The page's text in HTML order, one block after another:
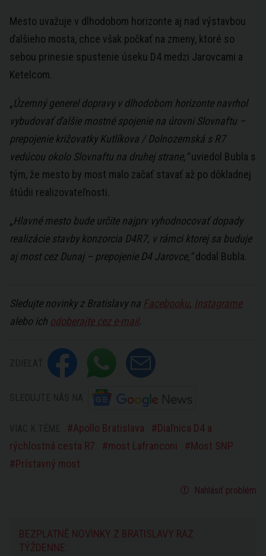
Mesto uvažuje v dlhodobom horizonte aj nad výstavbou
ďalšieho mosta, chce však počkať na zmeny, ktoré so
sebou prinesie spustenie úseku D4 medzi Jarovcami a
Ketelcom.
„Územný generel dopravy v dlhodobom horizonte navrhol
vybudovať ďalšie mostné spojenie na úrovni Slovnaftu –
prepojenie križovatky Kutlíkova / Dolnozemská s R7
vedúcou okolo Slovnaftu na druhej strane,“uviedol Bubla s
tým, že mesto by most malo začať stavať až po dôkladnej
štúdii realizovateľnosti.
„Hlavné mesto bude určite najprv vyhodnocovať dopady
realizácie stavby konzorcia D4R7, v rámci ktorej sa buduje
aj most cez Dunaj – prepojenie D4 Jarovce,“dodal Bubla.
Sledujte novinky z Bratislavy na Facebooku, Instagrame
alebo ich odoberajte cez e-mail.
Apollo Bratislava
Diaľnica D4 a
rýchlostná cesta R7
most Lafranconi
Most SNP
Prístavný most
Nahlásiť problém
BEZPLATNÉ NOVINKY Z BRATISLAVY RAZ
TÝŽDENNE: